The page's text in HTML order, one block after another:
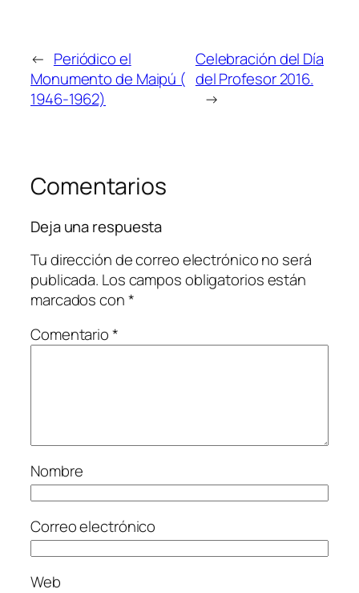
← Periódico el
Monumento de Maipú (
1946-1962)
Celebración del Día
del Profesor 2016.
→
Comentarios
Deja una respuesta
Tu dirección de correo electrónico no será
publicada. Los campos obligatorios están
marcados con*
Comentario*
Nombre
Correo electrónico
Web